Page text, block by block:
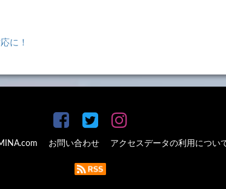
に！
お問い合わせ アクセスデータの利用につい